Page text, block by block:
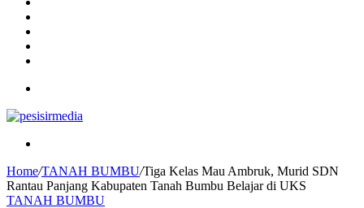
Home/TANAH BUMBU/Tiga Kelas Mau Ambruk, Murid SDN
Rantau Panjang Kabupaten Tanah Bumbu Belajar di UKS
TANAH BUMBU